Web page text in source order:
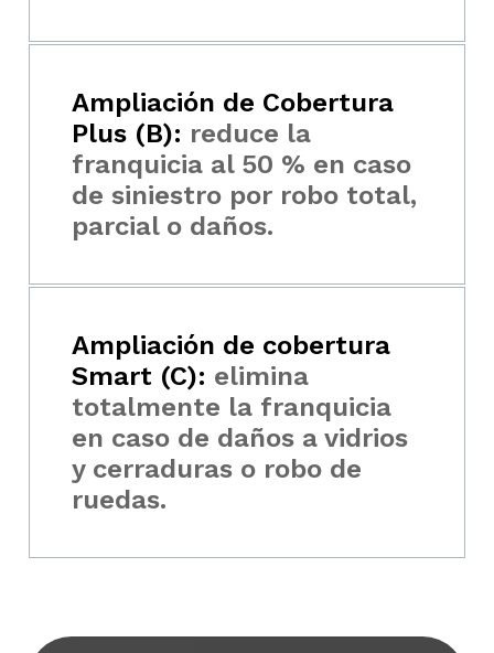
Ampliación de Cobertura
Plus (B): reduce la
franquicia al 50 % en caso
de siniestro por robo total,
parcial o daños.
Ampliación de cobertura
Smart (C): elimina
totalmente la franquicia
en caso de daños a vidrios
y cerraduras o robo de
ruedas.